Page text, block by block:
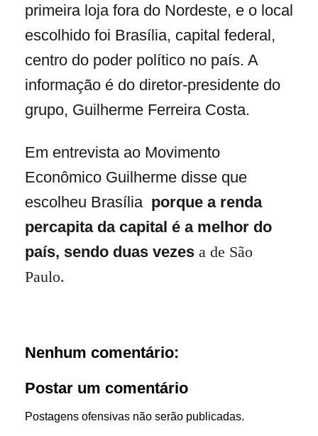
primeira loja fora do Nordeste, e o local
escolhido foi Brasília, capital federal,
centro do poder político no país. A
informação é do diretor-presidente do
grupo, Guilherme Ferreira Costa.
Em entrevista ao Movimento
Econômico Guilherme disse que
escolheu Brasília porque a renda
percapita da capital é a melhor do
país, sendo duas vezes a de São
Paulo.
Nenhum comentário:
Postar um comentário
Postagens ofensivas não serão publicadas.